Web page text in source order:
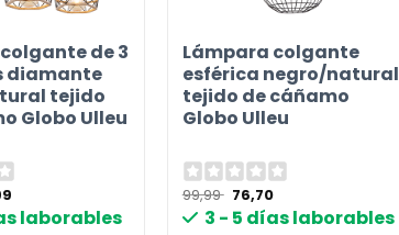
en diferentes idiomas
energética
Puede comunicarse con nosotros por
a
info@lamparas-en-linea.es
de 3
diamante
tejido
Globo Ulleu
precio
actual
laborables
Lámpara colgante
esférica negro/natural
tejido de cáñamo
Globo Ulleu
99,99 El
precio
original
76,70
precio
actual
3 - 5 días laborables